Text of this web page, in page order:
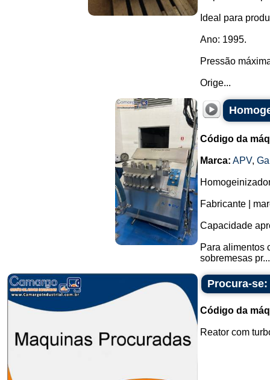
Ideal para
Ano: 1995.
Pressão
Orige...
Código da
Marca: APV,
Fabricante |
Capacidade
Para alimentos
sobremesas pr...
Procura-
Código da
Reator com